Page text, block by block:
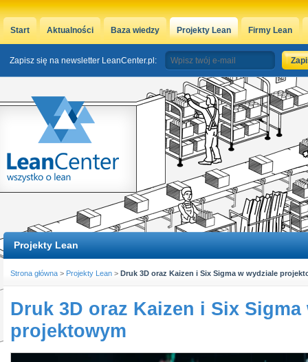
Start Aktualności Baza wiedzy Projekty Lean Firmy Lean
Zapisz się na newsletter LeanCenter.pl:
Projekty Lean
Strona główna > Projekty Lean > Druk 3D oraz Kaizen i Six Sigma w wydziale
Druk 3D oraz Kaizen i Six Sigma
projektowym